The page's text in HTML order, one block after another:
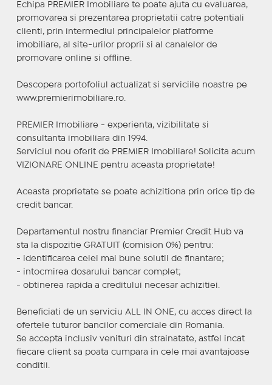
Echipa PREMIER Imobiliare te poate ajuta cu evaluarea,
promovarea si prezentarea proprietatii catre potentiali
clienti, prin intermediul principalelor platforme
imobiliare, al site-urilor proprii si al canalelor de
promovare online si offline.
Descopera portofoliul actualizat si serviciile noastre pe
www.premierimobiliare.ro.
PREMIER Imobiliare - experienta, vizibilitate si
consultanta imobiliara din 1994.
Serviciul nou oferit de PREMIER Imobiliare! Solicita acum
VIZIONARE ONLINE pentru aceasta proprietate!
Aceasta proprietate se poate achizitiona prin orice tip de
credit bancar.
Departamentul nostru financiar Premier Credit Hub va
sta la dispozitie GRATUIT (comision 0%) pentru:
- identificarea celei mai bune solutii de finantare;
- intocmirea dosarului bancar complet;
- obtinerea rapida a creditului necesar achizitiei.
Beneficiati de un serviciu ALL IN ONE, cu acces direct la
ofertele tuturor bancilor comerciale din Romania.
Se accepta inclusiv venituri din strainatate, astfel incat
fiecare client sa poata cumpara in cele mai avantajoase
conditii.